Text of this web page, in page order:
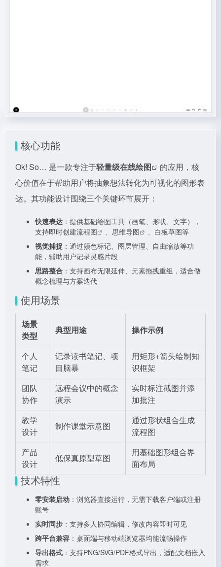
核心功能
Ok! So… 是一款专注于轻量级在线绘图
的应用，核
心价值在于帮助用户将抽象想法转化为可视化的图形表
达。其功能设计围绕三个关键环节展开：
快速表达 ：提供基础绘图工具（画笔、形状、文字），
支持即时创建流程图 、 思维导图
、白板草图等
视觉捕捉 ：通过颜色标记、图层管理、自由缩放等功
能，辅助用户记录灵感片段
思路整合 ：支持画布无限延伸、元素拖拽重组，适合做
概念梳理与方案迭代
使用场景
场景
类型
典型用途 操作示例
个人
笔记
记录读书笔记、项
目脑暴
用矩形+箭头绘制知
识框架
团队
协作
远程会议中的概念
演示
实时标注截图并添
加批注
教学
设计
制作课堂示意图
通过形状组合生成
流程图
产品
设计
低保真原型草图
用基础图形组合界
面布局
技术特性
零安装启动 ：浏览器直接运行，无需下载客户端或注册
账号
实时同步 ：支持多人协同编辑，修改内容即时可见
跨平台兼容 ：桌面端与移动端浏览器均能流畅操作
导出格式 ：支持PNG/SVG/PDF格式导出，适配文档嵌入
需求